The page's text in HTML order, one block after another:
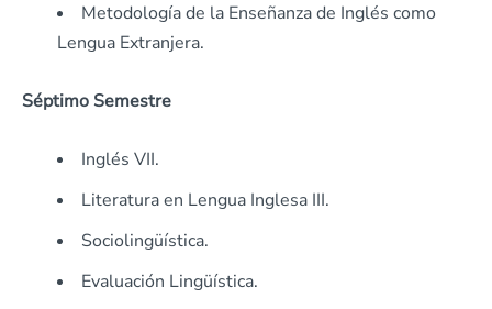
Metodología de la Enseñanza de Inglés como
Lengua Extranjera.
Séptimo Semestre
Inglés VII.
Literatura en Lengua Inglesa III.
Sociolingüística.
Evaluación Lingüística.